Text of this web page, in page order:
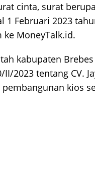
cinta, surat
1 Februari 2023
MoneyTalk.id.
kabupaten
2023 tentang CV.
kios